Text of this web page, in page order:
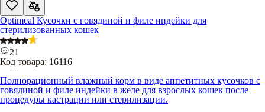
Optimeal Кусочки с говядиной и филе индейки для
стерилизованных кошек
21
Код товара: 16116
Полнорационный влажный корм в виде аппетитных кусочков с
говядиной и филе индейки в желе для взрослых кошек после
процедуры кастрации или стерилизации.